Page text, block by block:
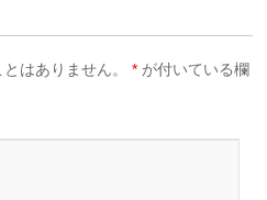
はありません。 * が付いている欄